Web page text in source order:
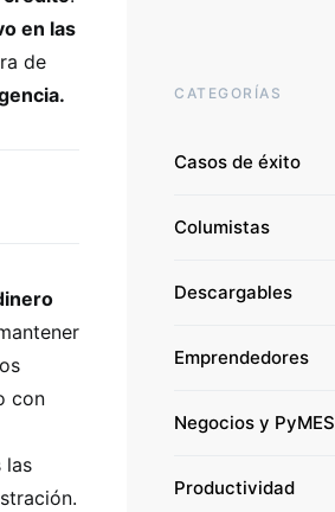
en las
de
con
las
CATEGORÍAS
Casos de éxito
Columistas
Descargables
Emprendedores
Negocios y PyMES
Productividad